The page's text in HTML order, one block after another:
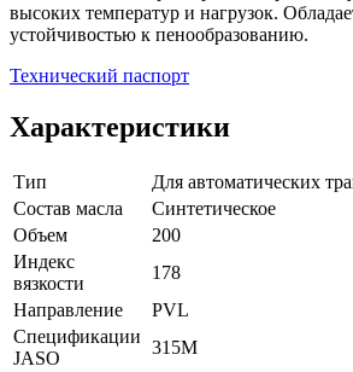
высоких температур и нагрузок.
устойчивостью к пенообразованию.
Технический паспорт
Характеристики
Тип
Для автоматических
Состав масла
Синтетическое
Объем
200
Индекс
вязкости
178
Направление
PVL
Спецификации
JASO
315M